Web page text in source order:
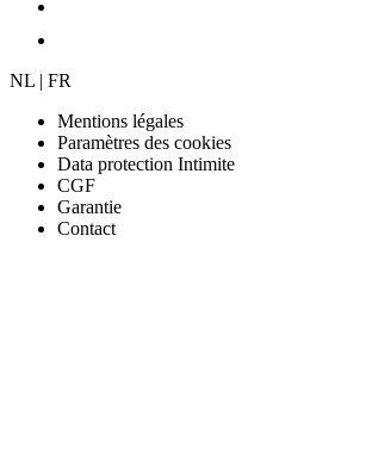
NL | FR
Mentions légales
Paramètres des cookies
Data protection Intimite
CGF
Garantie
Contact